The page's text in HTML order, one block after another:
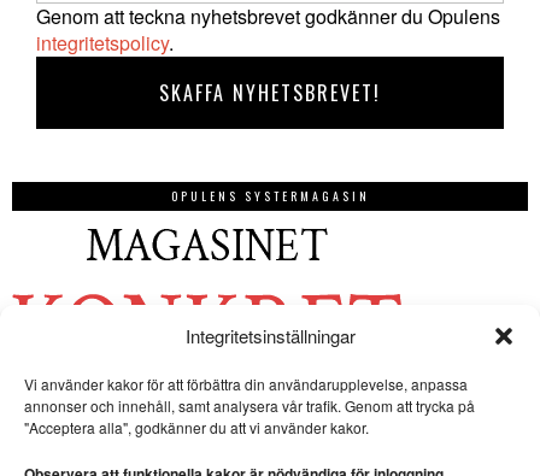
Integritetsinställningar
Vi använder kakor för att förbättra din användarupplevelse, anpassa
annonser och innehåll, samt analysera vår trafik. Genom att trycka på
"Acceptera alla", godkänner du att vi använder kakor.
Genom att teckna nyhetsbrevet godkänner du Opulens
integritetspolicy.
OPULENS SYSTERMAGASIN